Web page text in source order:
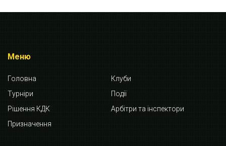
Меню
Головна
Клуби
Турніри
Події
Рішення КДК
Арбітри та інспектори
Призначення